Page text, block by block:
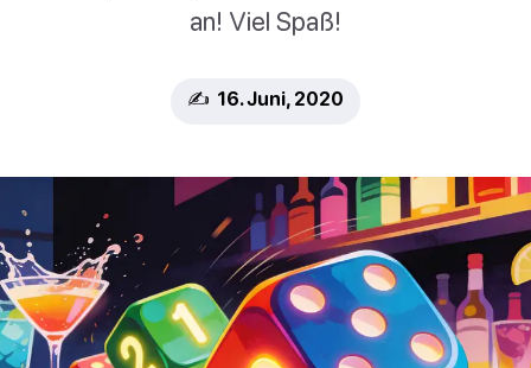
an! Viel Spaß!
✍️ 16. Juni, 2020